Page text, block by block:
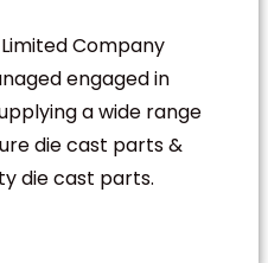
Company
engaged in
a wide range
die cast parts &
die cast parts.